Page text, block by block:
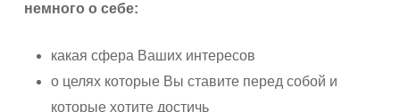
немного о себе:
какая сфера Ваших интересов
о целях которые Вы ставите перед собой и
которые хотите достичь